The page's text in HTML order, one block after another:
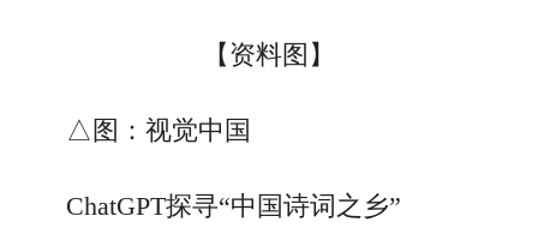
【资料图】
△图：视觉中国
ChatGPT探寻“中国诗词之乡”